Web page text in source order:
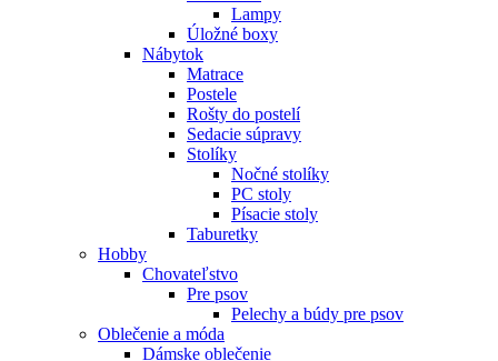
Lampy
Úložné boxy
Nábytok
Matrace
Postele
Rošty do postelí
Sedacie súpravy
Stolíky
Nočné stolíky
PC stoly
Písacie stoly
Taburetky
Hobby
Chovateľstvo
Pre psov
Pelechy a búdy pre psov
Oblečenie a móda
Dámske oblečenie